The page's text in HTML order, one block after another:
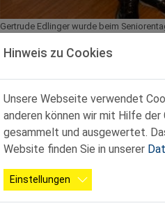
Gertrude Edlinger wurde beim
Kontakt
Ferstlergasse 4/3, 3100 St.
Mo-Do von 8:00 - 12:00 Uhr
Fr von 8:00 - 12:00 Uhr
Hinweis zu Cookies
Unsere Webseite verwendet
anderen können wir mit Hilfe
gesammelt und ausgewertet.
Website finden Sie in unserer
Einstellungen